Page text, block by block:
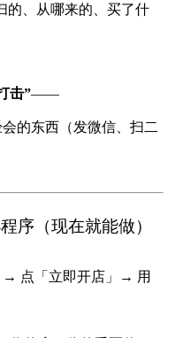
的、从哪来的、买了什
击”——
的东西（发微信、扫二
序（现在就能做）
→ 点「立即开店」→ 用